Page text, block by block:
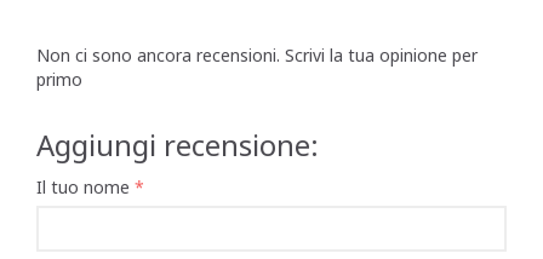
Non ci sono ancora recensioni. Scrivi la tua opinione per
primo
Aggiungi recensione:
Il tuo nome